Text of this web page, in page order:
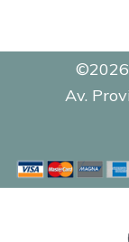
©2026
Av.